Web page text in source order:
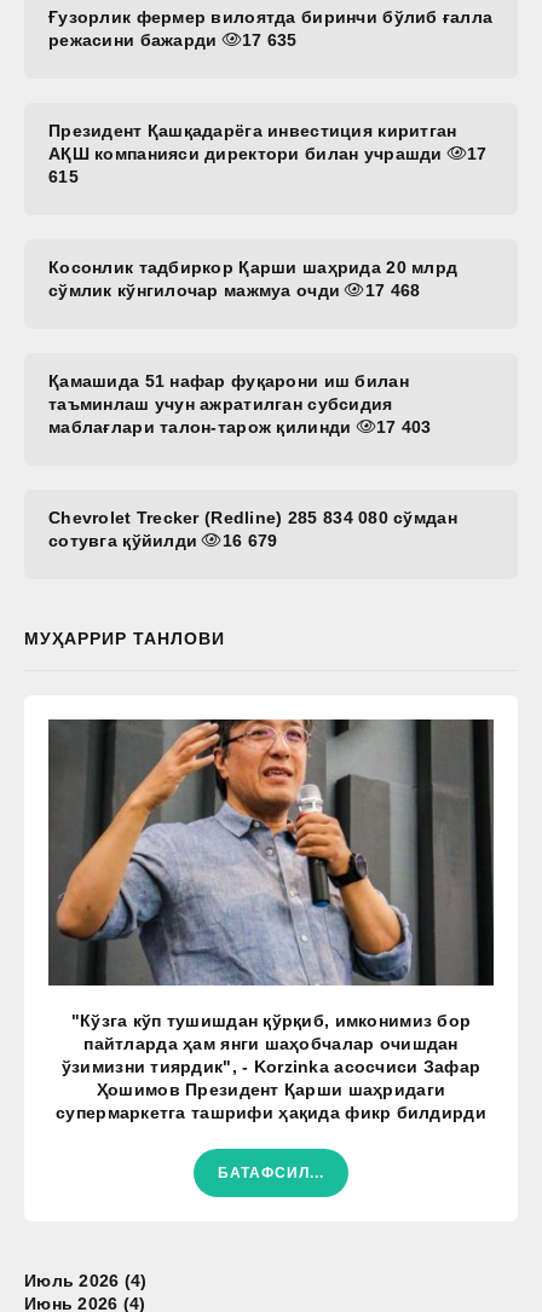
Ғузорлик фермер вилоятда биринчи бўлиб ғалла
режасини бажарди
17 635
Президент Қашқадарёга инвестиция киритган
АҚШ компанияси директори билан учрашди
17
615
Косонлик тадбиркор Қарши шаҳрида 20 млрд
сўмлик кўнгилочар мажмуа очди
17 468
Қамашида 51 нафар фуқарони иш билан
таъминлаш учун ажратилган субсидия
маблағлари талон-тарож қилинди
17 403
Chevrolet Trecker (Redline) 285 834 080 сўмдан
сотувга қўйилди
16 679
МУҲАРРИР ТАНЛОВИ
"Кўзга кўп тушишдан қўрқиб, имконимиз бор
пайтларда ҳам янги шаҳобчалар очишдан
ўзимизни тиярдик", - Korzinka асосчиси Зафар
Ҳошимов Президент Қарши шаҳридаги
супермаркетга ташрифи ҳақида фикр билдирди
БАТАФСИЛ...
Июль 2026 (4)
Июнь 2026 (4)